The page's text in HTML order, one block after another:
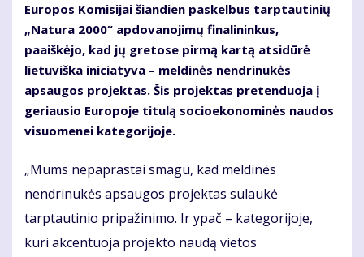
Europos Komisijai šiandien paskelbus tarptautinių
„Natura 2000“ apdovanojimų finalininkus,
paaiškėjo, kad jų gretose pirmą kartą atsidūrė
lietuviška iniciatyva – meldinės nendrinukės
apsaugos projektas. Šis projektas pretenduoja į
geriausio Europoje titulą socioekonominės naudos
visuomenei kategorijoje.
„Mums nepaprastai smagu, kad meldinės
nendrinukės apsaugos projektas sulaukė
tarptautinio pripažinimo. Ir ypač – kategorijoje,
kuri akcentuoja projekto naudą vietos